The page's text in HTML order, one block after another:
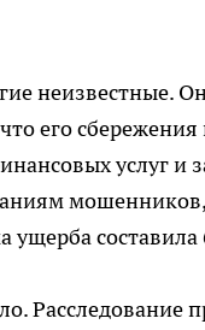
неизвестные.
его сбережения
услуг и
составила
Расследование